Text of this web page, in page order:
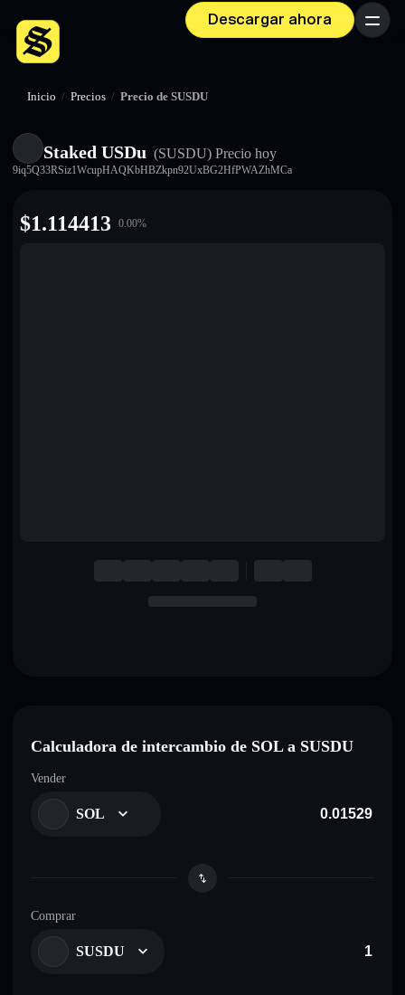
Descargar ahora Menú
Inicio / Precios / Precio de SUSDU
Staked USDu (SUSDU) Precio hoy
9iq5Q33RSiz1WcupHAQKbHBZkpn92UxBG2HfPWAZhMCa
$1.114413 0.00%
Calculadora de intercambio de SOL a SUSDU
Vender
SOL
Comprar
SUSDU